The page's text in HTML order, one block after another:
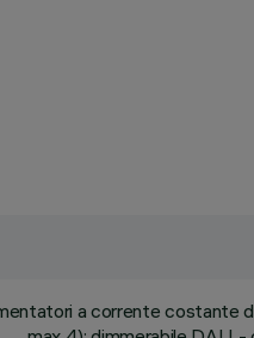
a corrente costante